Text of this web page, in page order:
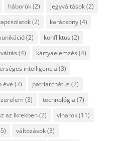
háborúk(2) jegyváltások(2)
(2) karácsony(4)
(2) konfliktus (2)
(4) kártyaelemzés (4)
intelligencia (3)
éve (7) patriarchátus (2)
(3) technológia (7)
az Ikrekben(2) viharok(11)
változások(3)